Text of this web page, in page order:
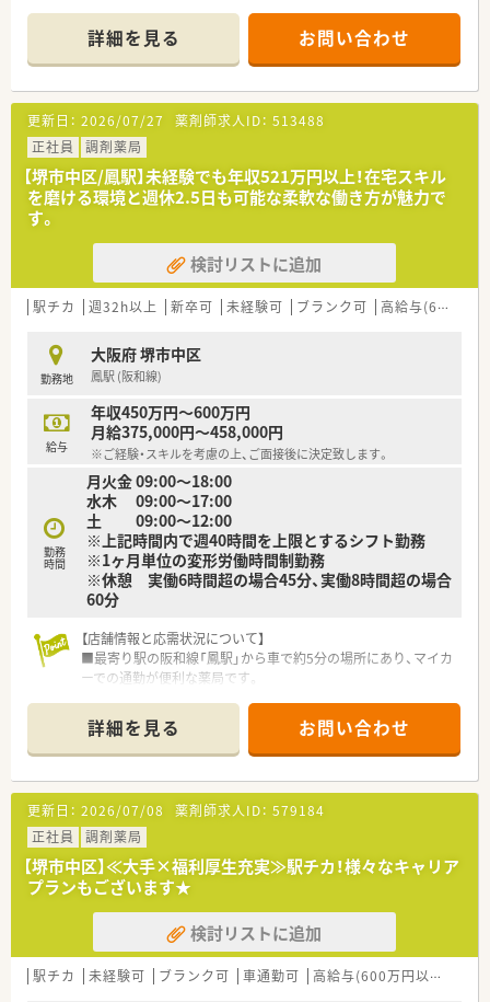
■研修制度は様々なプランがあり、集合研修だけでなく任意で受
講可能な研修も幅広く用意されています
■店舗で活躍する従業員、社外で活躍する従業員、将来経営幹部
となる従業員など、薬剤師として様々な活躍ができるフィールド
を用意されています
■総合薬剤師・調剤薬剤師（土日休み・19時までの勤務）どちらか
の働き方を選択できます
■調剤併設型だけでなく「医療モール・クリニック併設店舗」「敷
地内薬局」「訪問調剤特化型店舗」など様々な店舗を運営してい
ます
50店舗以上、無菌調剤室は業界最多の51店舗設置しています
■「プラチナくるみん認定企業」「健康経営優良法人2023（大規模
法人部門）認定」等を取得し一人ひとりが働きやすい環境が整備
されています
があるのも特徴です
詳細を見る お問い合わせ
更新日： 2026/07/27 薬剤師求人ID： 513488
正社員
調剤薬局
【堺市中区/鳳駅】未経験でも年収521万円以上！在宅スキル
を磨ける環境と週休2.5日も可能な柔軟な働き方が魅力で
す。
検討リストに追加
駅チカ 週32h以上 新卒可 未経験可 ブランク可 高給与(600万円以上)
勤務地
大阪府 堺市中区
鳳駅 (阪和線)
給与
年収450万円～600万円
月給375,000円～458,000円
※ご経験・スキルを考慮の上、ご面接後に決定致します。
勤務
時間
月火金 09:00～18:00
水木 09:00～17:00
土 09:00～12:00
※上記時間内で週40時間を上限とするシフト勤務
※1ヶ月単位の変形労働時間制勤務
※休憩 実働6時間超の場合45分、実働8時間超の場合
60分
【店舗情報と応需状況について】
■最寄り駅の阪和線「鳳駅」から車で約5分の場所にあり、マイカ
ーでの通勤が便利な薬局です。
心に1日約30枚応需しています。
■30代の代表取締役も現場で勤務しており、薬剤師1名体制で地
域医療を支えています。
【募集背景と求める人物像について】
■今後の堺市内での新規開局を見据えており、共に会社を成長さ
せてくれる方の増員募集です。
■在宅医療に情熱を持って取り組んでいただける方であれば、ご
経験の長短は問いません。
■20代から30代のスタッフが中心のため、同世代の方と協力し
て働きたい方を歓迎します。
【勤務実態について】
■週4日の終日勤務と、週2日の半日勤務を組み合わせた独自の
詳細を見る お問い合わせ
更新日： 2026/07/08 薬剤師求人ID： 579184
正社員
調剤薬局
【堺市中区】≪大手×福利厚生充実≫駅チカ！様々なキャリア
プランもございます★
検討リストに追加
駅チカ 未経験可 ブランク可 車通勤可 高給与(600万円以上)